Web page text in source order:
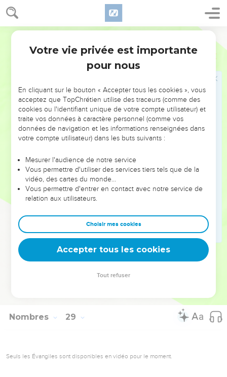
Nombres 28
perpétuel et de la libation.
Le septième jour, vous aurez une sainte convocation :
vous ne ferez aucun ouvrage servile.
e. Pour la fête de la Pentecôte
Le jour des prémices, où vous présenterez à l’Éternel une
offrande nouvelle, à votre fête des semaines, vous aurez une
sainte convocation : vous ne ferez aucun ouvrage servile.
Vous présenterez en holocauste, d’une agréable odeur à
l’Éternel, deux jeunes taureaux, un bélier et sept agneaux
d’un an ;
et, comme offrande correspondante de fleur de farine
pétrie à l’huile, trois dixièmes pour chaque taureau,
deux dixièmes pour le bélier et un dixième pour chacun
des sept agneaux.
Vous présenterez (ces sacrifices), outre l’holocauste
perpétuel et son offrande. Vous aurez des victimes sans
défaut, ainsi que leurs libations.
© Société biblique française – Bibli’O, 1978, avec autorisation. Pour vous procurer
Nombres 29
Seuls les Évangiles sont disponibles en vidéo pour le moment.
Votre vie privée est importante
pour nous
En cliquant sur le bouton « Accepter tous les cookies », vous
acceptez que TopChrétien utilise des traceurs (comme des
cookies ou l'identifiant unique de votre compte utilisateur) et
traite vos données à caractère personnel (comme vos
données de navigation et les informations renseignées dans
votre compte utilisateur) dans les buts suivants :
Mesurer l'audience de notre service
Vous permettre d'utiliser des services tiers tels que de la
vidéo, des cartes du monde…
Vous permettre d'entrer en contact avec notre service de
relation aux utilisateurs.
Choisir mes cookies
Accepter tous les cookies
Tout refuser